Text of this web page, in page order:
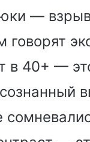
—
говорят
в 40+ —